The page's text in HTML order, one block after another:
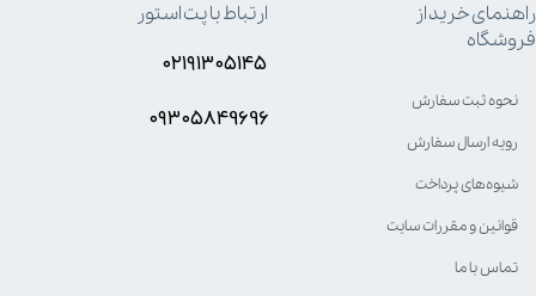
راهنمای خرید از
فروشگاه
نحوه ثبت سفارش
رویه ارسال سفارش
شیوه‌های پرداخت
قوانین و مقررات سایت
تماس با ما
ارتباط با پت استور
۰۲۱۹۱۳۰۵۱۴۵
۰۹۳۰۵8۴9696